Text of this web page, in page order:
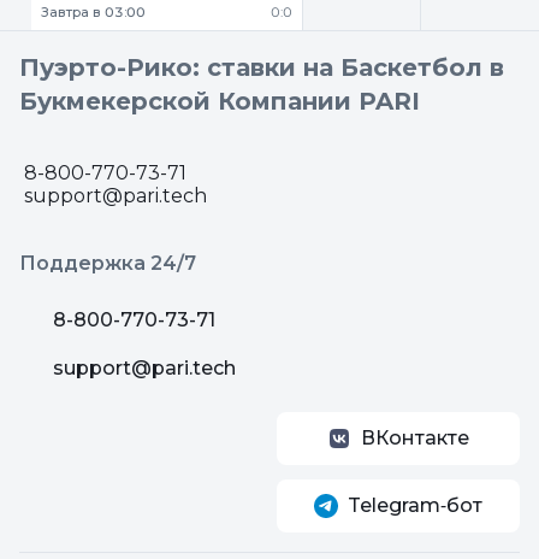
Завтра в 03:00 0:0
Пуэрто-Рико: ставки на Баскетбол в
Букмекерской Компании PARI
8-800-770-73-71
support@pari.tech
Поддержка 24/7
8-800-770-73-71
support@pari.tech
ВКонтакте
Telegram‑бот